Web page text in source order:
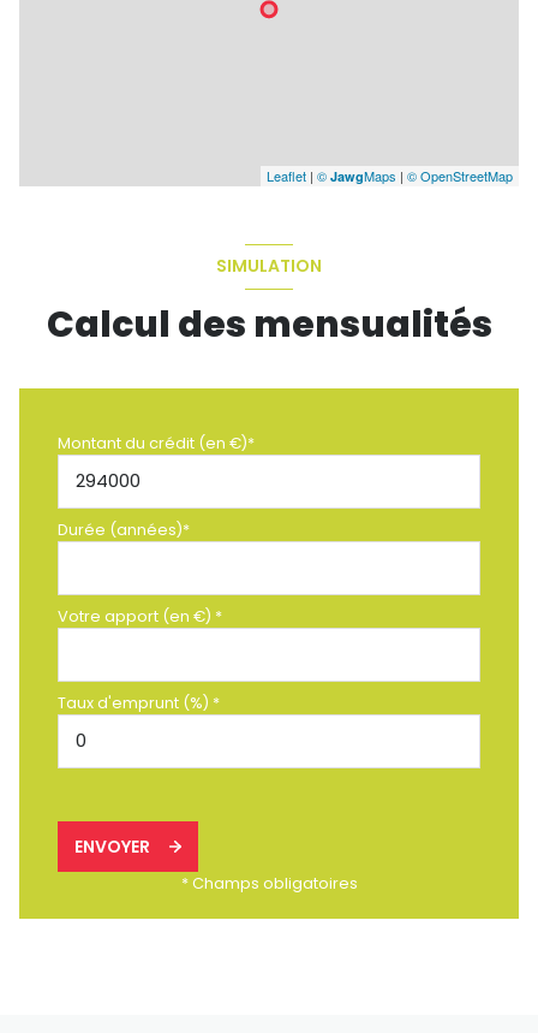
Leaflet | © JawgMaps | © OpenStreetMap
SIMULATION
Calcul des mensualités
Montant du crédit (en €)*
Durée (années)*
Votre apport (en €) *
Taux d'emprunt (%) *
ENVOYER
* Champs obligatoires